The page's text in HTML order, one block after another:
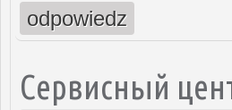
odpowiedz
Сервисный